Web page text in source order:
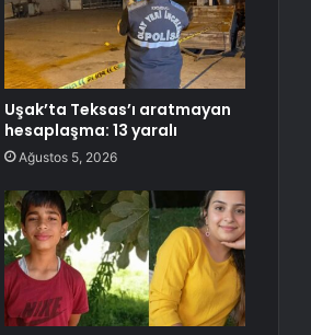
Uşak’ta Teksas’ı aratmayan
hesaplaşma: 13 yaralı
Ağustos 5, 2026